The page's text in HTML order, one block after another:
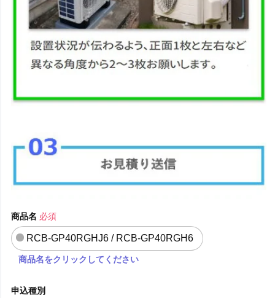
商品名 必須
RCB-GP40RGHJ6 / RCB-GP40RGH6
商品名をクリックしてください
申込種別